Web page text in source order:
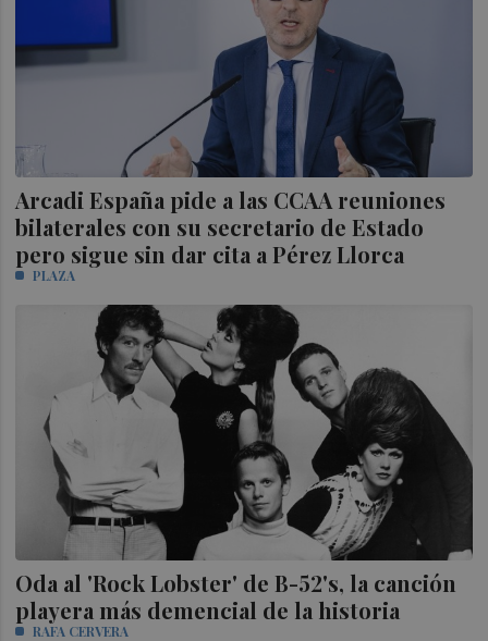
Arcadi España pide a las CCAA reuniones
bilaterales con su secretario de Estado
pero sigue sin dar cita a Pérez Llorca
PLAZA
Oda al 'Rock Lobster' de B-52's, la canción
playera más demencial de la historia
RAFA CERVERA